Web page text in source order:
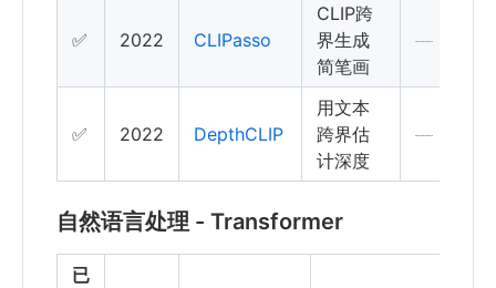
✅ 2022 CLIPasso
CLIP跨
界生成
简笔画
✅ 2022 DepthCLIP
用文本
跨界估
计深度
自然语言处理 - Transformer
已